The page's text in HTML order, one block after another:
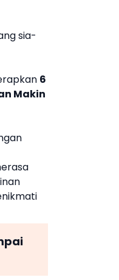
sia-
6
Makin